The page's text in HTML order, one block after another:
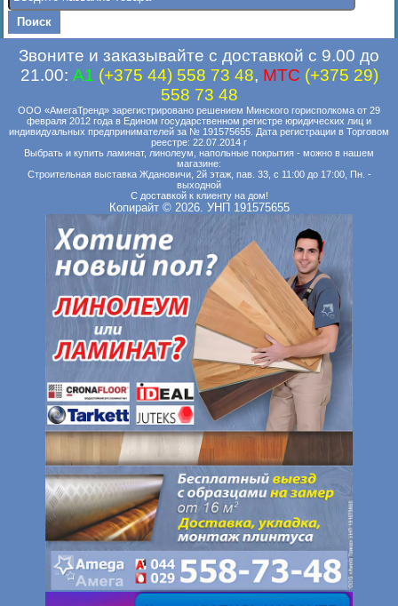
Звоните и заказывайте с доставкой с 9.00 до
21.00: A1 (+375 44) 558 73 48, MTC (+375 29)
558 73 48
ООО «АмегаТренд» зарегистрировано решением Минского горисполкома от 29
февраля 2012 года в Едином государственном регистре юридических лиц и
индивидуальных предпринимателей за № 191575655. Дата регистрации в Торговом
реестре: 22.07.2014 г
Выбрать и купить ламинат, линолеум, напольные покрытия - можно в нашем
магазине:
Строительная выставка Ждановичи, 2й этаж, пав. 33, с 11:00 до 17:00, Пн. -
выходной
С доставкой к клиенту на дом!
Копирайт © 2026. УНП 191575655